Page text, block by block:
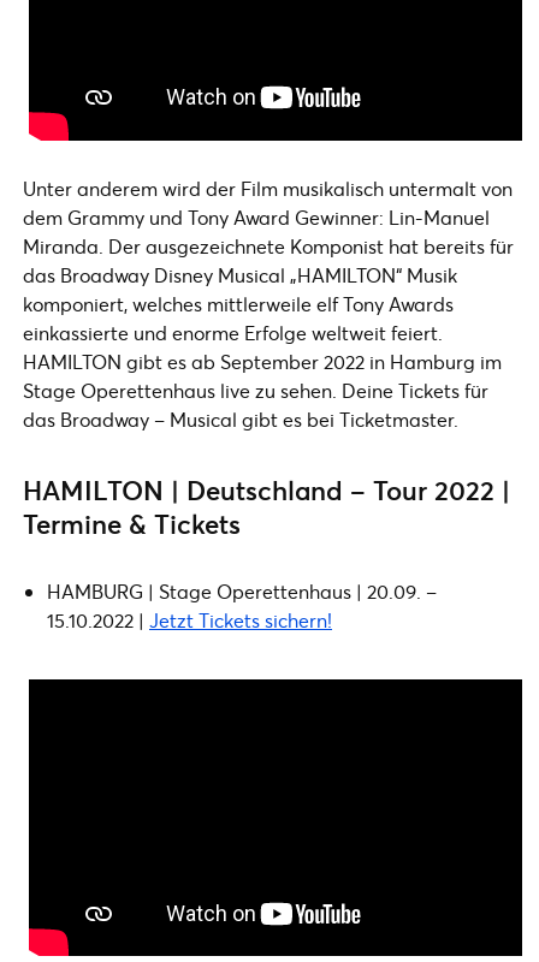
Unter anderem wird der Film musikalisch untermalt von
dem Grammy und Tony Award Gewinner: Lin-Manuel
Miranda. Der ausgezeichnete Komponist hat bereits für
das Broadway Disney Musical „HAMILTON“ Musik
komponiert, welches mittlerweile elf Tony Awards
einkassierte und enorme Erfolge weltweit feiert.
HAMILTON gibt es ab September 2022 in Hamburg im
Stage Operettenhaus live zu sehen. Deine Tickets für
das Broadway – Musical gibt es bei Ticketmaster.
HAMILTON | Deutschland – Tour 2022 |
Termine & Tickets
HAMBURG | Stage Operettenhaus | 20.09. –
15.10.2022 | Jetzt Tickets sichern!